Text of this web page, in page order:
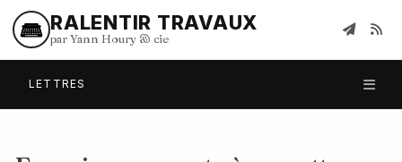
RALENTIR TRAVAUX
par Yann Houry & cie
LETTRES